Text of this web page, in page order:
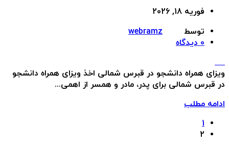
فوریه 18, 2026
توسط
webramz
0 دیدگاه
ویزای همراه دانشجو در قبرس شمالی اخذ ویزای همراه دانشجو
در قبرس شمالی برای پدر، مادر و همسر از اهمی...
ادامه مطلب
1
2